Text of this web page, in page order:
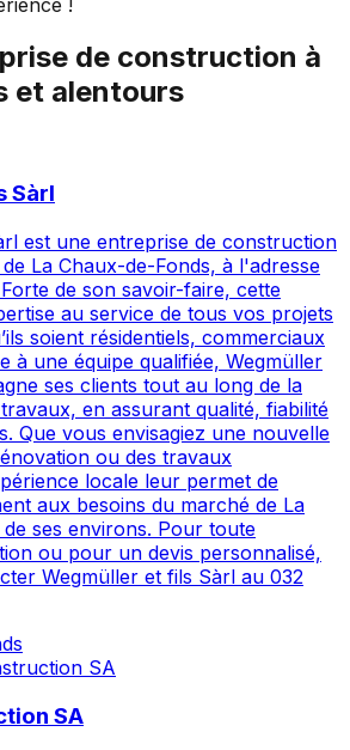
de construction à
et alentours
Sàrl
est une entreprise de construction
La Chaux-de-Fonds, à l'adresse
de son savoir-faire, cette
au service de tous vos projets
soient résidentiels, commerciaux
à une équipe qualifiée, Wegmüller
ses clients tout au long de la
en assurant qualité, fiabilité
Que vous envisagiez une nouvelle
ou des travaux
locale leur permet de
aux besoins du marché de La
ses environs. Pour toute
ou pour un devis personnalisé,
Wegmüller et fils Sàrl au 032
SA